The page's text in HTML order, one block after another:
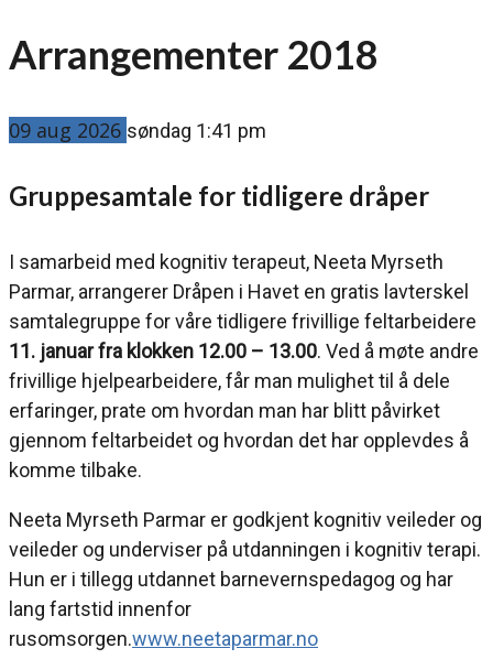
Arrangementer 2018
09 aug 2026 søndag 1:41 pm
Gruppesamtale for tidligere dråper
I samarbeid med kognitiv terapeut, Neeta Myrseth
Parmar, arrangerer Dråpen i Havet en gratis lavterskel
samtalegruppe for våre tidligere frivillige feltarbeidere
11. januar fra klokken 12.00 – 13.00. Ved å møte andre
frivillige hjelpearbeidere, får man mulighet til å dele
erfaringer, prate om hvordan man har blitt påvirket
gjennom feltarbeidet og hvordan det har opplevdes å
komme tilbake.
Neeta Myrseth Parmar er godkjent kognitiv veileder og
veileder og underviser på utdanningen i kognitiv terapi.
Hun er i tillegg utdannet barnevernspedagog og har
lang fartstid innenfor
rusomsorgen.www.neetaparmar.no